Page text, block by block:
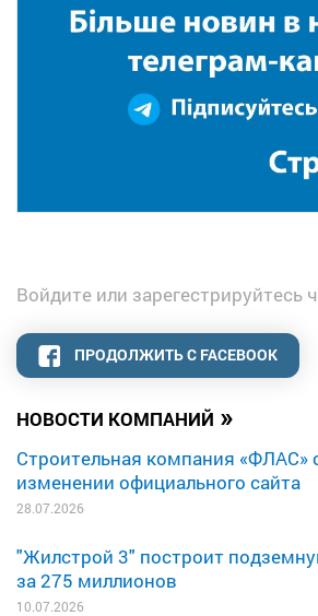
НОВОСТИ КОМПАНИЙ »
Строительная компания «ФЛАС»
изменении официального сайта
28.07.2026
"Жилстрой 3" построит
за 275 миллионов
10.07.2026
Войдите или зарегестрируйтесь
ПРОДОЛЖИТЬ С FACEBOOK